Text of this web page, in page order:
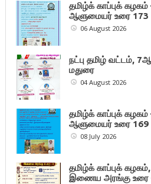
தமிழ்க் காப்புக்
ஆளுமையர் உரை 173
06 August 2026
நட்பு தமிழ் வட்டம்,
மதுரை
04 August 2026
தமிழ்க் காப்புக்
ஆளுமையர் உரை 169
08 July 2026
தமிழ்க் காப்புக் கழகம்,
இணைய அரங்கு உரை